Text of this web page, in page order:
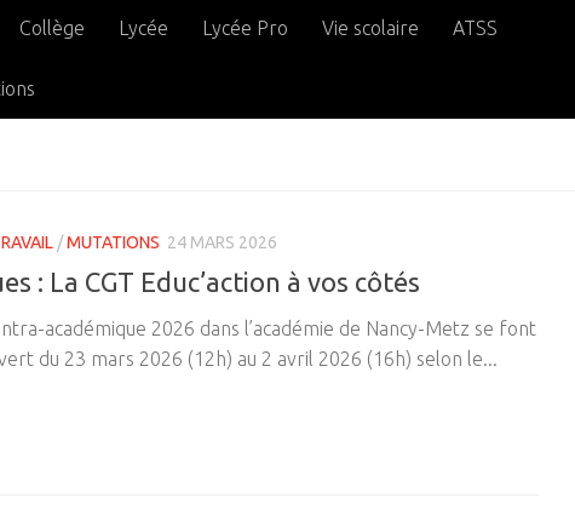
Collège Lycée Lycée Pro Vie scolaire ATSS
/MUTATIONS 24 MARS 2026
: La CGT Educ’action à vos côtés
académique 2026 dans l’académie de Nancy-Metz se font
du 23 mars 2026 (12h) au 2 avril 2026 (16h) selon le...